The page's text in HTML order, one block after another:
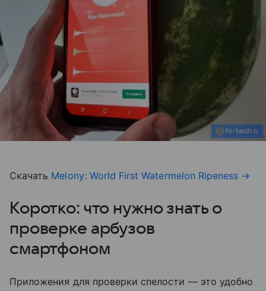
Скачать Melony: World First Watermelon Ripeness →
Коротко: что нужно знать о
проверке арбузов
смартфоном
Приложения для проверки спелости — это удобно